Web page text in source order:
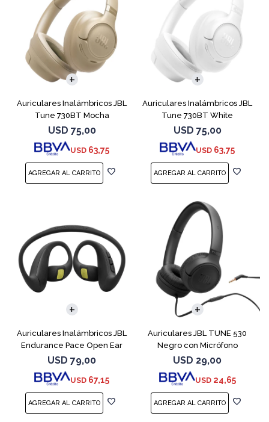
Auriculares Inalámbricos JBL
Tune 730BT Mocha
USD 75,00
USD 63,75
Auriculares Inalámbricos JBL
Tune 730BT White
USD 75,00
USD 63,75
Auriculares Inalámbricos JBL
Endurance Pace Open Ear
Negro
USD 79,00
USD 67,15
Auriculares JBL TUNE 530
Negro con Micrófono
USD 29,00
USD 24,65